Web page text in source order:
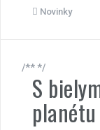
Novinky
/** */
S
planétu